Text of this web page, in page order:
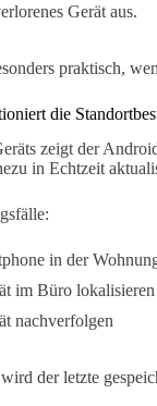
Gerät aus.
praktisch,
die
zeigt der
in Echtzeit
in der
im Büro lokalisieren
nachverfolgen
der letzte